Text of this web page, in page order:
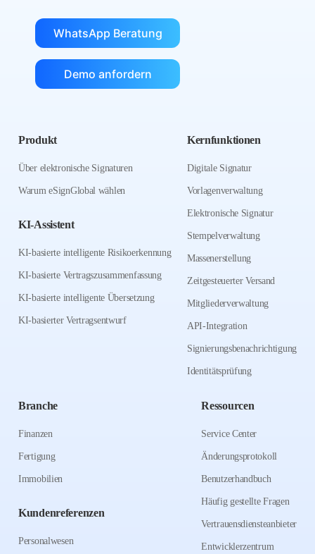
WhatsApp Beratung
Demo anfordern
Produkt
Über elektronische Signaturen
Warum eSignGlobal wählen
KI-Assistent
KI-basierte intelligente Risikoerkennung
KI-basierte Vertragszusammenfassung
KI-basierte intelligente Übersetzung
KI-basierter Vertragsentwurf
Kernfunktionen
Digitale Signatur
Vorlagenverwaltung
Elektronische Signatur
Stempelverwaltung
Massenerstellung
Zeitgesteuerter Versand
Mitgliederverwaltung
API-Integration
Signierungsbenachrichtigung
Identitätsprüfung
Branche
Finanzen
Fertigung
Immobilien
Kundenreferenzen
Personalwesen
Ressourcen
Service Center
Änderungsprotokoll
Benutzerhandbuch
Häufig gestellte Fragen
Vertrauensdiensteanbieter
Entwicklerzentrum